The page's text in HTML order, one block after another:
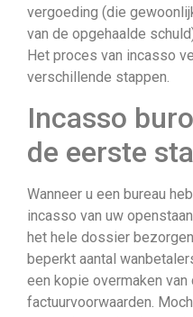
vergoeding (die
van de opgehaalde
Het proces van incasso
verschillende stappen.
Incasso
de eerste
Wanneer u een bureau
incasso van uw
het hele dossier
beperkt aantal
een kopie overmaken van
factuurvoorwaarden.